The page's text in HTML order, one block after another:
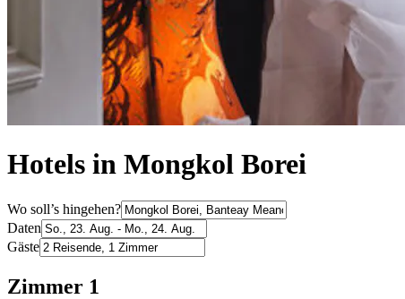
Hotels in Mongkol Borei
Wo soll’s hingehen?
Daten
Gäste
Zimmer 1